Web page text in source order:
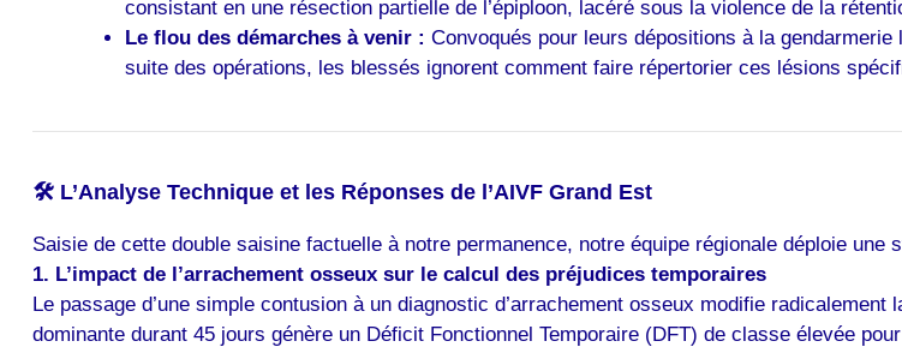
consistant en une résection partielle de l’épiploon, lacéré sous la violence de la
Le flou des démarches à venir : Convoqués pour leurs dépositions à la
suite des opérations, les blessés ignorent comment faire répertorier ces lésions
🛠️ L’Analyse Technique et les Réponses de l’AIVF Grand Est
Saisie de cette double saisine factuelle à notre permanence, notre équipe régionale déploie
1. L’impact de l’arrachement osseux sur le calcul des préjudices temporaires
Le passage d’une simple contusion à un diagnostic d’arrachement osseux modifie
dominante durant 45 jours génère un Déficit Fonctionnel Temporaire (DFT) de classe élevée